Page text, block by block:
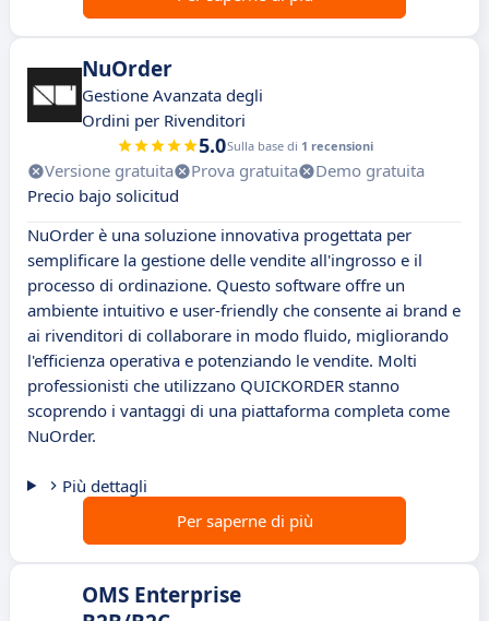
NuOrder
Gestione Avanzata degli
Ordini per Rivenditori
5.0Sulla base di 1 recensioni
Versione gratuita Prova gratuita
Demo gratuita
Precio bajo solicitud
NuOrder è una soluzione innovativa progettata per
semplificare la gestione delle vendite all'ingrosso e il
processo di ordinazione. Questo software offre un
ambiente intuitivo e user-friendly che consente ai brand e
ai rivenditori di collaborare in modo fluido, migliorando
l'efficienza operativa e potenziando le vendite. Molti
professionisti che utilizzano QUICKORDER stanno
scoprendo i vantaggi di una piattaforma completa come
NuOrder.
Più dettagli
Per saperne di più
OMS Enterprise